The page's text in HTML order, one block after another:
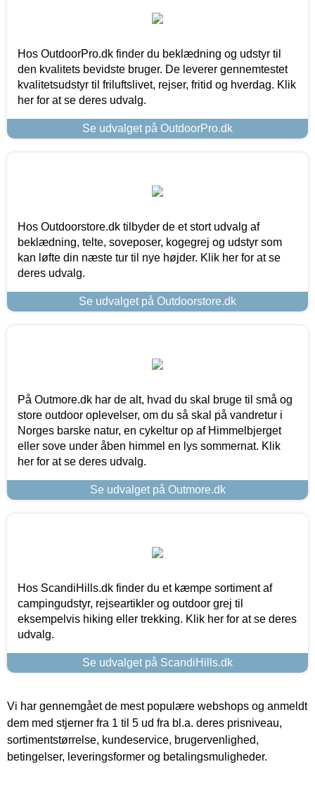
Hos OutdoorPro.dk finder du beklædning og udstyr til
den kvalitets bevidste bruger. De leverer gennemtestet
kvalitetsudstyr til friluftslivet, rejser, fritid og hverdag. Klik
her for at se deres udvalg.
Se udvalget på OutdoorPro.dk
Hos Outdoorstore.dk tilbyder de et stort udvalg af
beklædning, telte, soveposer, kogegrej og udstyr som
kan løfte din næste tur til nye højder. Klik her for at se
deres udvalg.
Se udvalget på Outdoorstore.dk
På Outmore.dk har de alt, hvad du skal bruge til små og
store outdoor oplevelser, om du så skal på vandretur i
Norges barske natur, en cykeltur op af Himmelbjerget
eller sove under åben himmel en lys sommernat. Klik
her for at se deres udvalg.
Se udvalget på Outmore.dk
Hos ScandiHills.dk finder du et kæmpe sortiment af
campingudstyr, rejseartikler og outdoor grej til
eksempelvis hiking eller trekking. Klik her for at se deres
udvalg.
Se udvalget på ScandiHills.dk
Vi har gennemgået de mest populære webshops og anmeldt
dem med stjerner fra 1 til 5 ud fra bl.a. deres prisniveau,
sortimentstørrelse, kundeservice, brugervenlighed,
betingelser, leveringsformer og betalingsmuligheder.